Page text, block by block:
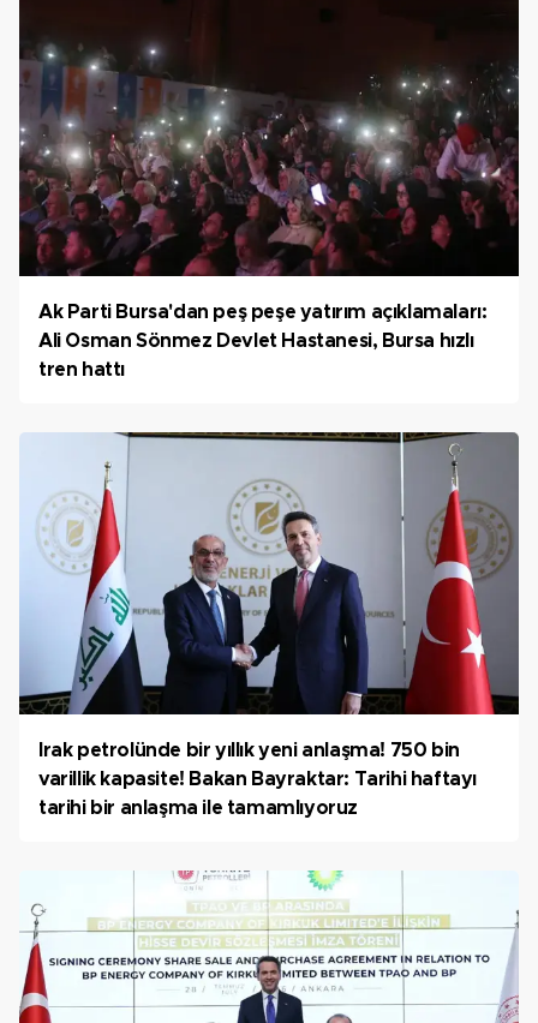
Ak Parti Bursa'dan peş peşe yatırım açıklamaları:
Ali Osman Sönmez Devlet Hastanesi, Bursa hızlı
tren hattı
Irak petrolünde bir yıllık yeni anlaşma! 750 bin
varillik kapasite! Bakan Bayraktar: Tarihi haftayı
tarihi bir anlaşma ile tamamlıyoruz